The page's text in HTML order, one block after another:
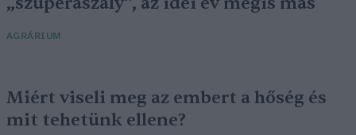
AGRÁRIUM
Miért viseli meg az embert a hőség és
mit tehetünk ellene?